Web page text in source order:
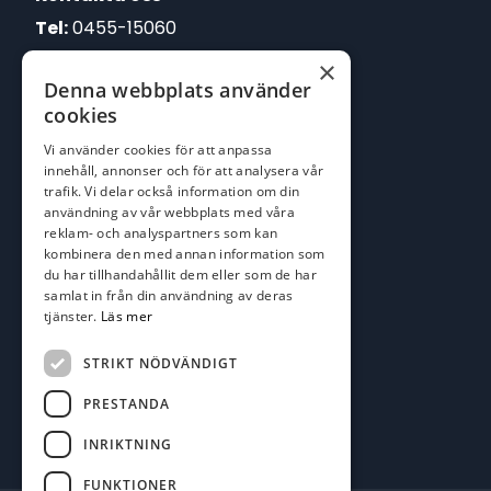
Tel:0455-15060
E-post:
johan@batofiske.se
kim@batofiske.se
Adress
Karlskrona Båt & Fiske AB
Lallerstedts gata 4
371 54 Karlskrona
Följ oss
Facebook
×
Denna webbplats använder
cookies
Vi använder cookies för att anpassa
innehåll, annonser och för att analysera vår
trafik. Vi delar också information om din
användning av vår webbplats med våra
reklam- och analyspartners som kan
kombinera den med annan information som
du har tillhandahållit dem eller som de har
samlat in från din användning av deras
tjänster. Läs mer
STRIKT NÖDVÄNDIGT
PRESTANDA
INRIKTNING
FUNKTIONER